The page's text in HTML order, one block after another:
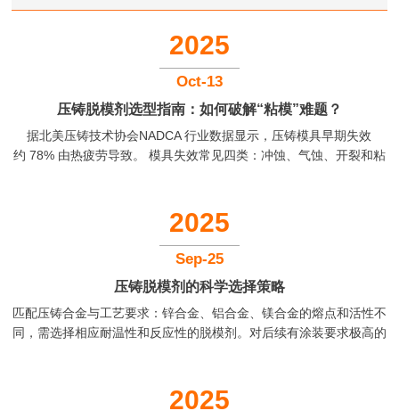
2025
Oct-13
压铸脱模剂选型指南：如何破解“粘模”难题？
据北美压铸技术协会NADCA 行业数据显示，压铸模具早期失效
约 78% 由热疲劳导致。 模具失效常见四类：冲蚀、气蚀、开裂和粘
成膜阻断反应。据行业统计，选择适合的压铸脱模剂可以使得压铸不
良率降低5%-40%，模具寿命延长5%-10%。...
2025
Sep-25
压铸脱模剂的科学选择策略
匹配压铸合金与工艺要求：锌合金、铝合金、镁合金的熔点和活性不
同，需选择相应耐温性和反应性的脱模剂。对后续有涂装要求极高的
能均匀覆盖每个角落。简单简单的铸件则可选择性价比更高的产品。
关注脱模剂的综合性能：优先选择热稳定性高、残留物少、环保型的
2025